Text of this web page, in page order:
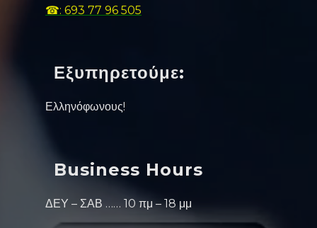
☎: 693 77 96 505
Εξυπηρετούμε:
Ελληνόφωνους!
Business Hours
ΔΕΥ – ΣΑΒ …… 10 πμ – 18 μμ